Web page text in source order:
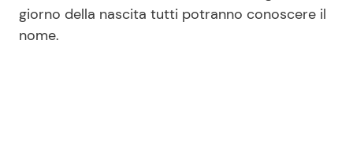
giorno della nascita tutti potranno conoscere il
nome.